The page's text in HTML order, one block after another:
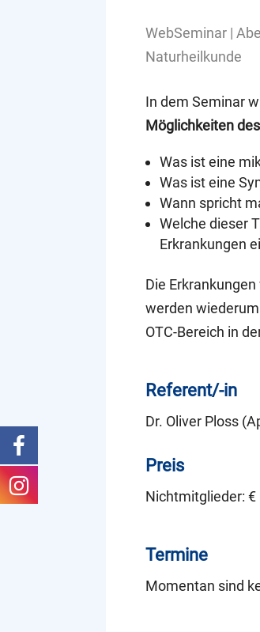
WebSeminar |
Naturheilkunde
In dem Seminar
Möglichkeiten
Was ist eine
Was ist eine
Wann spricht
Welche dieser
Erkrankungen
Die
werden
OTC-Bereich in
Referent/-in
Dr. Oliver Ploss
Preis
Nichtmitglieder:
Termine
Momentan sind